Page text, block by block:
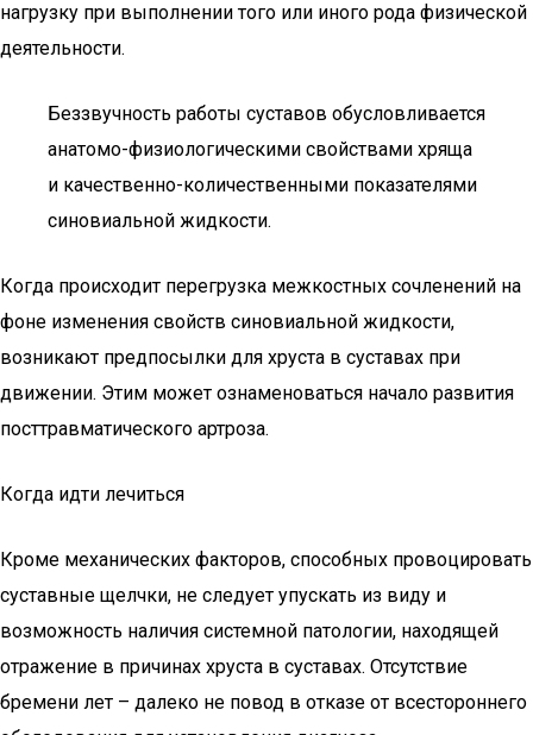
нагрузку при выполнении того или иного рода физической
деятельности.
Беззвучность работы суставов обусловливается
анатомо-физиологическими свойствами хряща
и качественно-количественными показателями
синовиальной жидкости.
Когда происходит перегрузка межкостных сочленений на
фоне изменения свойств синовиальной жидкости,
возникают предпосылки для хруста в суставах при
движении. Этим может ознаменоваться начало развития
посттравматического артроза.
Когда идти лечиться
Кроме механических факторов, способных провоцировать
суставные щелчки, не следует упускать из виду и
возможность наличия системной патологии, находящей
отражение в причинах хруста в суставах. Отсутствие
бремени лет – далеко не повод в отказе от всестороннего